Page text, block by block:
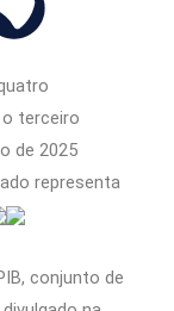
terceiro
de 2025
representa
conjunto de